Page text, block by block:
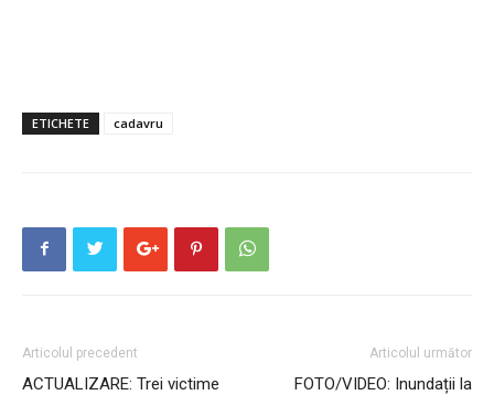
ETICHETE cadavru
Articolul precedent
ACTUALIZARE: Trei victime
Articolul următor
FOTO/VIDEO: Inundații la